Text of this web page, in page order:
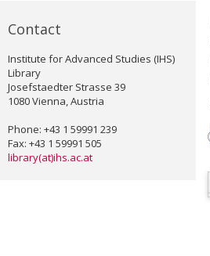
Contact
Institute for Advanced Studies (IHS)
Library
Josefstaedter Strasse 39
1080 Vienna, Austria
Phone: +43 1 59991 239
Fax: +43 1 59991 505
library(at)ihs.ac.at